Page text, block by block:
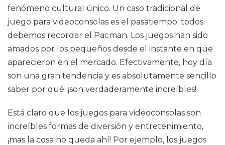
fenómeno cultural único. Un caso tradicional de
juego para videoconsolas es el pasatiempo; todos
debemos recordar el Pacman. Los juegos han sido
amados por los pequeños desde el instante en que
aparecieron en el mercado. Efectivamente, hoy día
son una gran tendencia y es absolutamente sencillo
saber por qué: ¡son verdaderamente increíbles!.
Está claro que los juegos para videoconsolas son
increíbles formas de diversión y entretenimiento,
¡mas la cosa no queda ahí! Por ejemplo, los juegos